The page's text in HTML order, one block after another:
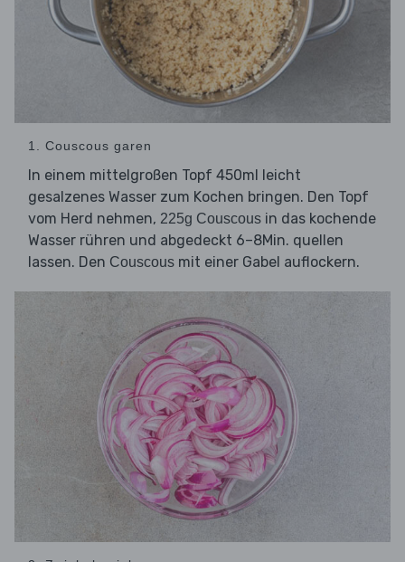
1. Couscous garen
In einem mittelgroßen Topf 450ml leicht
gesalzenes Wasser zum Kochen bringen. Den Topf
vom Herd nehmen, 225g Couscous in das kochende
Wasser rühren und abgedeckt 6–8Min. quellen
lassen. Den Couscous mit einer Gabel auflockern.